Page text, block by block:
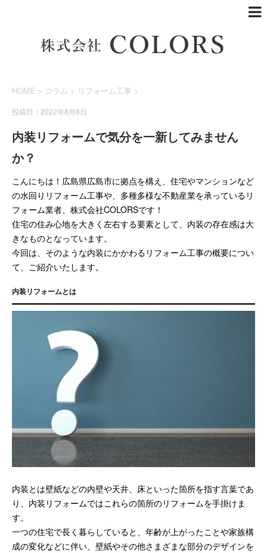
HOME > コラム > リフォーム工事 >
投稿日：2022年8月6日
内装リフォームで気分を一新してみません
か？
こんにちは！広島県広島市に拠点を構え、住宅やマンションなど
の水回りリフォーム工事や、多種多様な不動産業を承っているリ
フォーム業者、株式会社COLORSです！
住宅の住み心地を大きく左右する要素として、内装の存在感は大
きなものとなっています。
今回は、そのような内装にかかわるリフォーム工事の概要につい
て、ご紹介いたします。
内装リフォームとは
内装とは壁紙などの内壁や天井、床といった箇所を指す言葉であ
り、内装リフォームではこれらの箇所のリフォームを手掛けま
す。
一つの住宅で長く暮らしていると、年齢が上がったことや家族構
成の変化などに伴い、壁紙やその他さまざまな部分のデザインを